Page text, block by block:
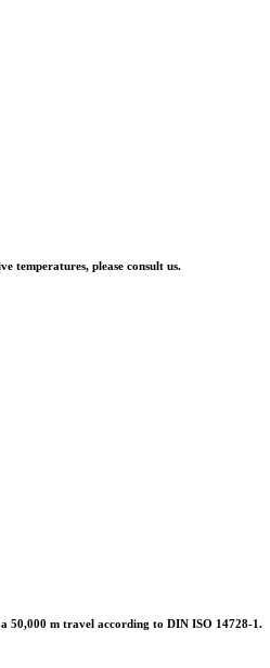
temperatures, please consult us.
50,000 m travel according to DIN ISO 14728-1.